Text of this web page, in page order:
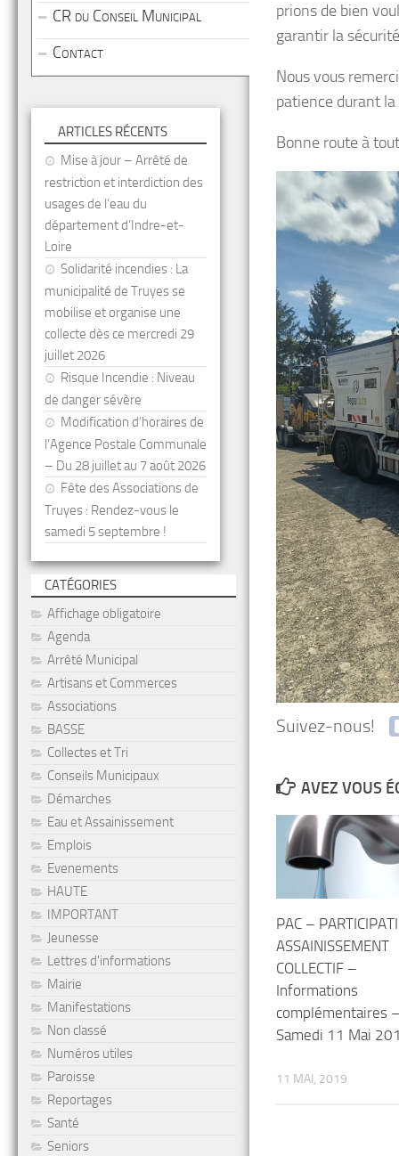
prions de bien
garantir la
​Nous vous
patience durant
Bonne route à
Suivez-nous!
AVEZ VOUS
PAC –
ASSAINISSEMENT
COLLECTIF –
Informations
complémentaires
Samedi 11 Mai
11 MAI, 2019
CR du Conseil Municipal
Contact
ARTICLES RÉCENTS
Mise à jour – Arrêté de
restriction et interdiction des
usages de l’eau du
département d’Indre-et-
Loire
Solidarité incendies : La
municipalité de Truyes se
mobilise et organise une
collecte dès ce mercredi 29
juillet 2026
Risque Incendie : Niveau
de danger sévère
Modification d’horaires de
l’Agence Postale Communale
– Du 28 juillet au 7 août 2026
Fête des Associations de
Truyes : Rendez-vous le
samedi 5 septembre !
CATÉGORIES
Affichage obligatoire
Agenda
Arrêté Municipal
Artisans et Commerces
Associations
BASSE
Collectes et Tri
Conseils Municipaux
Démarches
Eau et Assainissement
Emplois
Evenements
HAUTE
IMPORTANT
Jeunesse
Lettres d'informations
Mairie
Manifestations
Non classé
Numéros utiles
Paroisse
Reportages
Santé
Seniors